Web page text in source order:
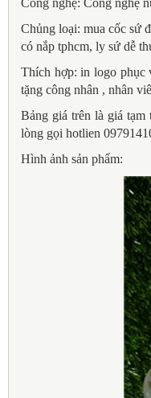
Chủng loại:mua cốc sứ
có nắp tphcm, ly sứ dễ
Thích hợp: in logo phục
tặng công nhân , nhân
Bảng giá trên là giá tạm
lòng gọi hotlien
Hình ảnh sản phẩm: